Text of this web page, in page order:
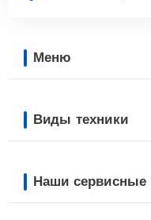
Меню
Виды техники
Наши сервисные